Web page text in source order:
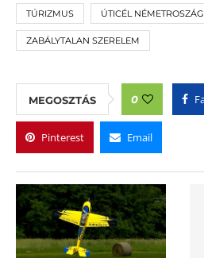
TÚRIZMUS ÚTICÉL NÉMETROSZÁG
ZABÁLYTALAN SZERELEM
MEGOSZTÁS 0
Pinterest Email